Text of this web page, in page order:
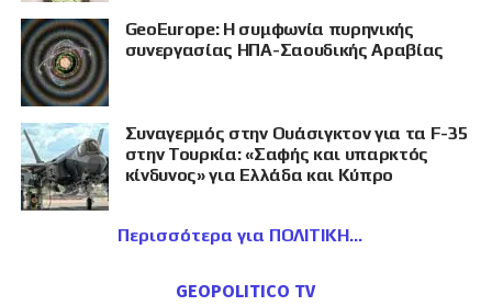
GeoEurope: Η συμφωνία πυρηνικής
συνεργασίας ΗΠΑ-Σαουδικής Αραβίας
Συναγερμός στην Ουάσιγκτον για τα F-35
στην Τουρκία: «Σαφής και υπαρκτός
κίνδυνος» για Ελλάδα και Κύπρο
Περισσότερα για ΠΟΛΙΤΙΚΗ
GEOPOLITICO TV